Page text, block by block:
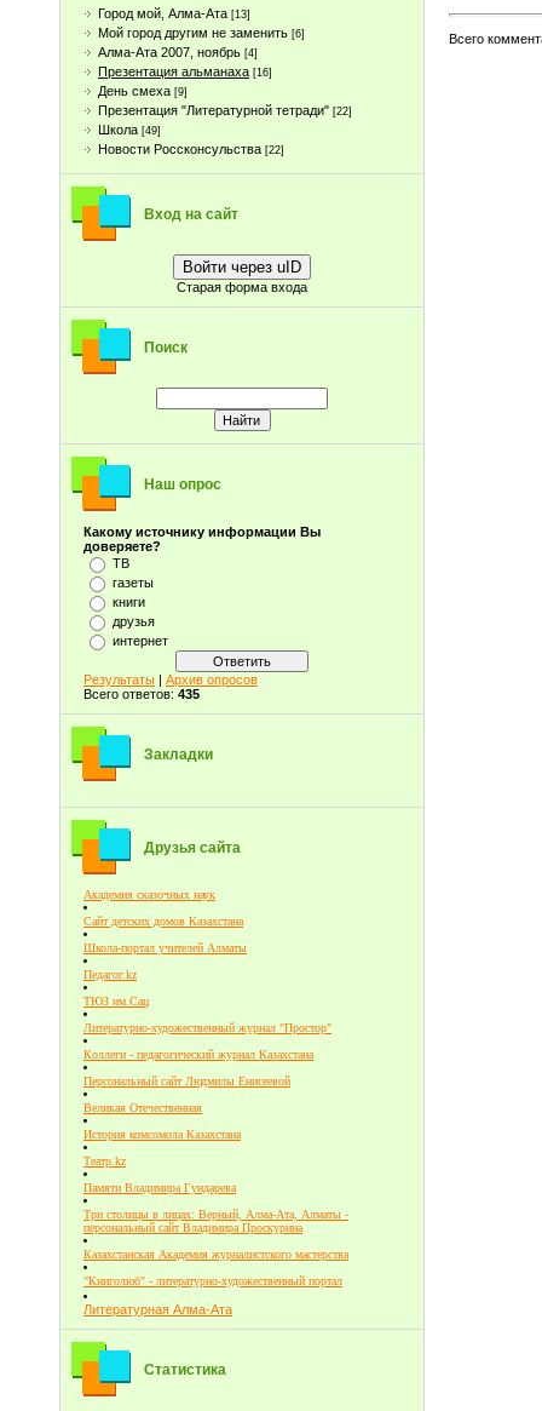
Город мой, Алма-Ата [13]
Мой город другим не заменить [6]
Алма-Ата 2007, ноябрь [4]
Презентация альманаха [16]
День смеха [9]
Презентация "Литературной тетради" [22]
Школа [49]
Новости Россконсульства [22]
Вход на сайт
Войти через uID
Старая форма входа
Поиск
Наш опрос
Какому источнику информации Вы
доверяете?
ТВ
газеты
книги
друзья
интернет
Результаты | Архив опросов
Всего ответов: 435
Закладки
Друзья сайта
Академия сказочных наук
Сайт детских домов Казахстана
Школа-портал учителей Алматы
Педагог.kz
ТЮЗ им.Сац
Литературно-художественный журнал "Простор"
Коллеги - педагогический журнал Казахстана
Персональный сайт Людмилы Енисеевой
Великая Отечественная
История комсомола Казахстана
Театр.kz
Памяти Владимира Гундарева
Три столицы в лицах: Верный, Алма-Ата, Алматы -
персональный сайт Владимира Проскурина
Казахстанская Академия журналистского мастерства
"Книголюб" - литературно-художественный портал
Литературная Алма-Ата
Статистика
Всего